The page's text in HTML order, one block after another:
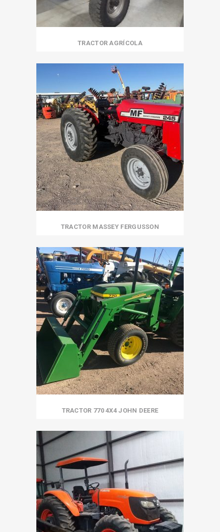
TRACTOR AGRÍCOLA
TRACTOR MASSEY FERGUSSON
TRACTOR 770 4X4 JOHN DEERE